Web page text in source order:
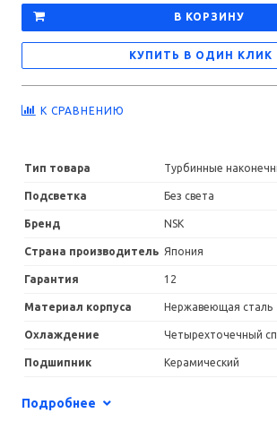
Тип товара Турбинные
Подсветка Без света
Бренд NSK
Страна производитель Япония
Гарантия 12
Материал корпуса Нержавеющая сталь
Охлаждение Четырехточечный
Подшипник Керамический
Подробнее
В КОРЗИНУ
КУПИТЬ В ОДИН КЛИК
К СРАВНЕНИЮ